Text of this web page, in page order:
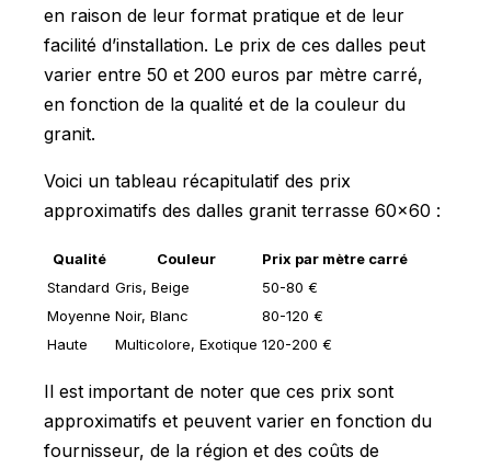
en raison de leur format pratique et de leur
facilité d’installation. Le prix de ces dalles peut
varier entre 50 et 200 euros par mètre carré,
en fonction de la qualité et de la couleur du
granit.
Voici un tableau récapitulatif des prix
approximatifs des dalles granit terrasse 60x60 :
Qualité Couleur
Prix par mètre carré
Standard Gris, Beige
50-80 €
Moyenne Noir, Blanc
80-120 €
Haute
Multicolore, Exotique 120-200 €
Il est important de noter que ces prix sont
approximatifs et peuvent varier en fonction du
fournisseur, de la région et des coûts de